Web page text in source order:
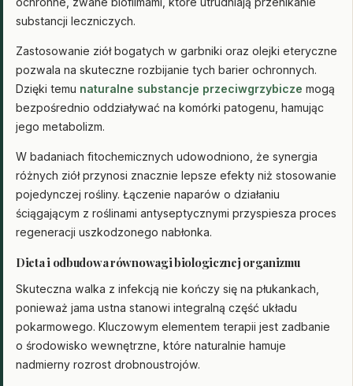
substancji leczniczych.
Zastosowanie ziół bogatych w garbniki oraz olejki eteryczne
pozwala na skuteczne rozbijanie tych barier ochronnych.
Dzięki temu naturalne substancje przeciwgrzybicze mogą
bezpośrednio oddziaływać na komórki patogenu, hamując
jego metabolizm.
W badaniach fitochemicznych udowodniono, że synergia
różnych ziół przynosi znacznie lepsze efekty niż stosowanie
pojedynczej rośliny. Łączenie naparów o działaniu
ściągającym z roślinami antyseptycznymi przyspiesza proces
regeneracji uszkodzonego nabłonka.
Dieta i odbudowa równowagi biologicznej organizmu
Skuteczna walka z infekcją nie kończy się na płukankach,
ponieważ jama ustna stanowi integralną część układu
pokarmowego. Kluczowym elementem terapii jest zadbanie
o środowisko wewnętrzne, które naturalnie hamuje
nadmierny rozrost drobnoustrojów.